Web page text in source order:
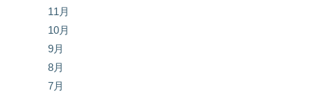
11月
10月
9月
8月
7月